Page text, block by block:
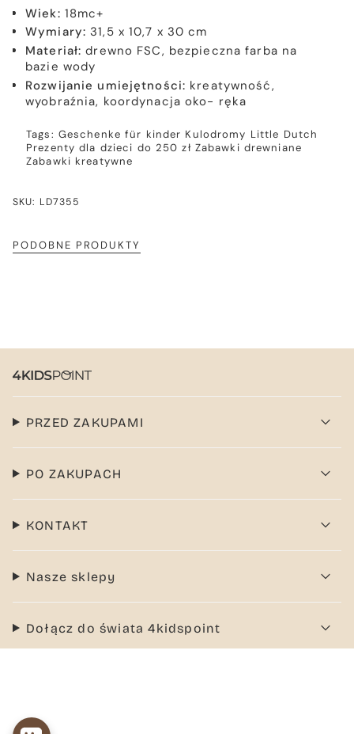
Wiek: 18mc+
Wymiary: 31,5 x 10,7 x 30 cm
Materiał: drewno FSC, bezpieczna farba na
bazie wody
Rozwijanie umiejętności: kreatywność,
wyobraźnia, koordynacja oko- ręka
Tags: Geschenke für kinder Kulodromy Little Dutch
Prezenty dla dzieci do 250 zł Zabawki drewniane
Zabawki kreatywne
SKU: LD7355
PODOBNE PRODUKTY
PRZED ZAKUPAMI
PO ZAKUPACH
KONTAKT
Nasze sklepy
Dołącz do świata 4kidspoint